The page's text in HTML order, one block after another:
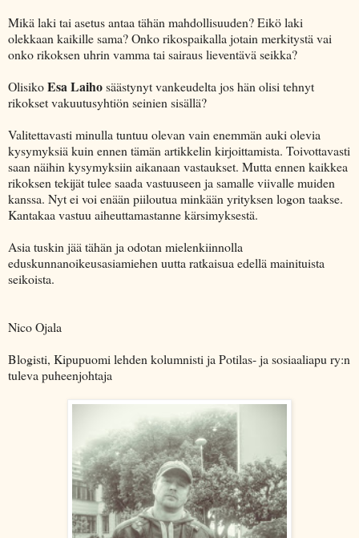
Mikä laki tai asetus antaa tähän mahdollisuuden? Eikö laki
olekkaan kaikille sama? Onko rikospaikalla jotain merkitystä vai
onko rikoksen uhrin vamma tai sairaus lieventävä seikka?
OlisikoEsa Laihosäästynyt vankeudelta jos hän olisi tehnyt
rikokset vakuutusyhtiön seinien sisällä?
Valitettavasti minulla tuntuu olevan vain enemmän auki olevia
kysymyksiä kuin ennen tämän artikkelin kirjoittamista. Toivottavasti
saan näihin kysymyksiin aikanaan vastaukset. Mutta ennen kaikkea
rikoksen tekijät tulee saada vastuuseen ja samalle viivalle muiden
kanssa. Nyt ei voi enään piiloutua minkään yrityksen logon taakse.
Kantakaa vastuu aiheuttamastanne kärsimyksestä.
Asia tuskin jää tähän ja odotan mielenkiinnolla
eduskunnanoikeusasiamiehen uutta ratkaisua edellä mainituista
seikoista.
Nico Ojala
Blogisti, Kipupuomi lehden kolumnisti ja Potilas- ja sosiaaliapu ry:n
tuleva puheenjohtaja